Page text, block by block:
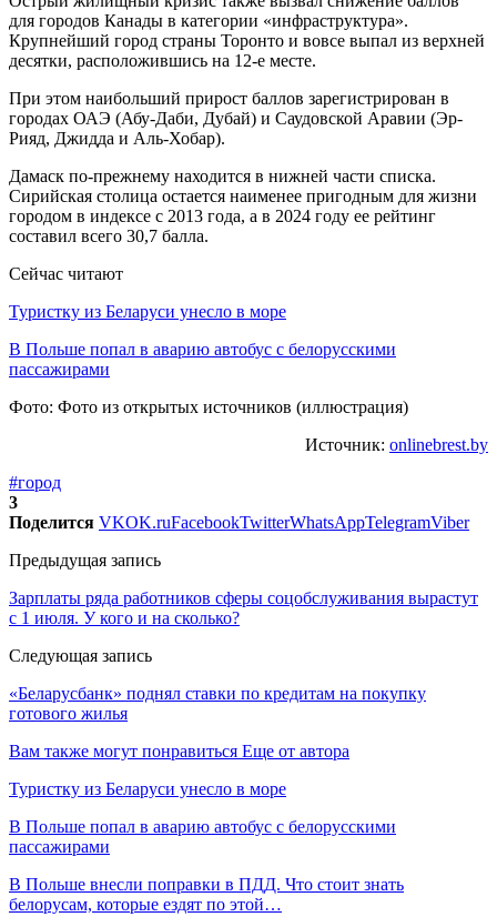
для городов Канады в категории «инфраструктура».
Крупнейший город страны Торонто и вовсе выпал из верхней
десятки, расположившись на 12-е месте.
При этом наибольший прирост баллов зарегистрирован в
городах ОАЭ (Абу-Даби, Дубай) и Саудовской Аравии (Эр-
Рияд, Джидда и Аль-Хобар).
Дамаск по-прежнему находится в нижней части списка.
Сирийская столица остается наименее пригодным для жизни
городом в индексе с 2013 года, а в 2024 году ее рейтинг
составил всего 30,7 балла.
Сейчас читают
Туристку из Беларуси унесло в море
В Польше попал в аварию автобус с белорусскими
пассажирами
Фото: Фото из открытых источников (иллюстрация)
Источник: onlinebrest.by
#город
3
Поделится VKOK.ruFacebookTwitterWhatsAppTelegramViber
Предыдущая запись
Зарплаты ряда работников сферы соцобслуживания вырастут
с 1 июля. У кого и на сколько?
Следующая запись
«Беларусбанк» поднял ставки по кредитам на покупку
готового жилья
Вам также могут понравиться Еще от автора
Туристку из Беларуси унесло в море
В Польше попал в аварию автобус с белорусскими
пассажирами
В Польше внесли поправки в ПДД. Что стоит знать
белорусам, которые ездят по этой…